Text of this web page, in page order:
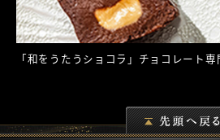
「和をうたうショコラ」チョコレート専